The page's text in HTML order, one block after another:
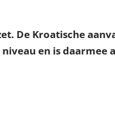
De Kroatische
en is daarmee